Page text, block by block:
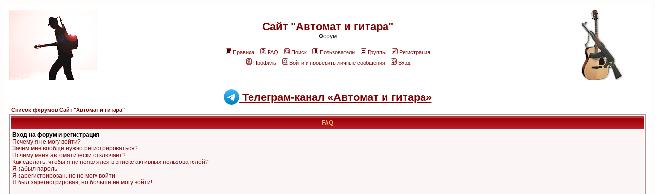
Сайт "Автомат и гитара"
Форум
Правила FAQ Поиск Пользователи Группы
Регистрация
Профиль
Войти и проверить личные сообщения Вход
Телеграм-канал «Автомат и гитара»
Список форумов Сайт "Автомат и гитара"
FAQ
Вход на форум и регистрация
Почему я не могу войти?
Зачем мне вообще нужно регистрироваться?
Почему меня автоматически отключает?
Как сделать, чтобы я не появлялся в списке активных пользователей?
Я забыл пароль!
Я зарегистрирован, но не могу войти!
Я был зарегистрирован, но больше не могу войти!